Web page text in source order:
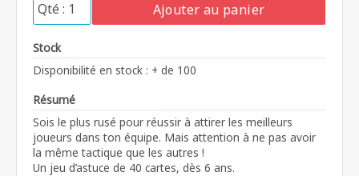
Ajouter au panier
Stock
Disponibilité en stock : + de 100
Résumé
Sois le plus rusé pour réussir à attirer les meilleurs
joueurs dans ton équipe. Mais attention à ne pas avoir
la même tactique que les autres !
Un jeu d’astuce de 40 cartes, dès 6 ans.